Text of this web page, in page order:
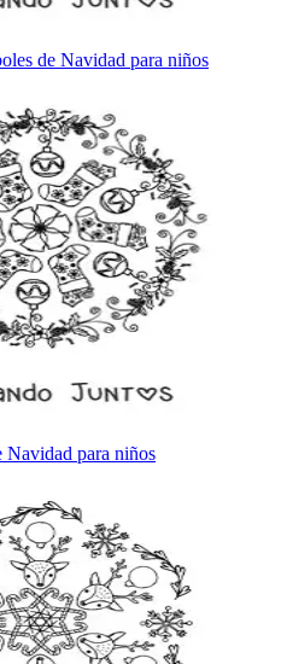
de Navidad para niños
Navidad para niños